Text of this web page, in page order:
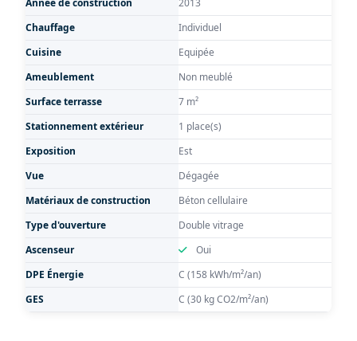
Année de construction
2013
Chauffage
Individuel
Cuisine
Equipée
Ameublement
Non meublé
Surface terrasse
7 m²
Stationnement extérieur
1 place(s)
Exposition
Est
Vue
Dégagée
Matériaux de construction
Béton cellulaire
Type d'ouverture
Double vitrage
Ascenseur
Oui
DPE Énergie
C (158 kWh/m²/an)
GES
C (30 kg CO2/m²/an)